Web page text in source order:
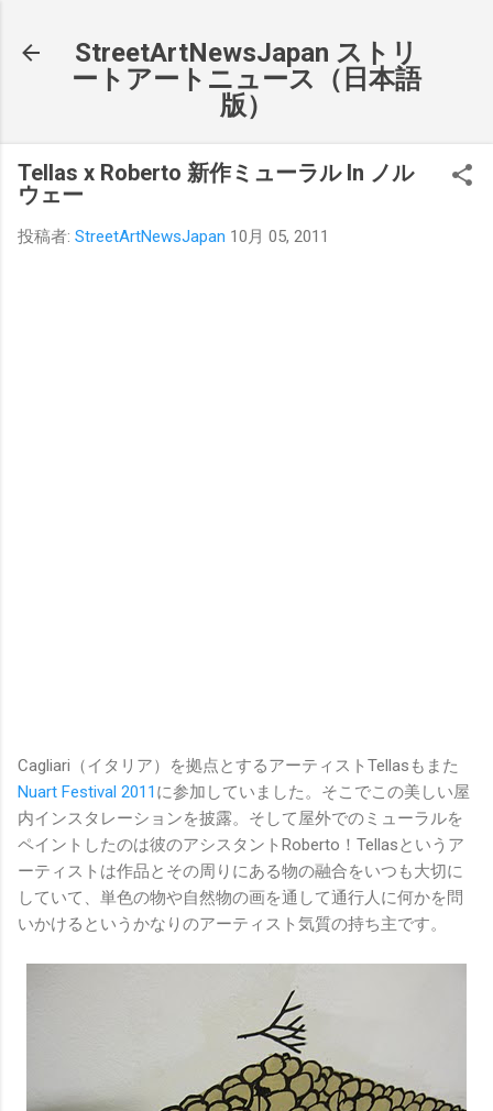
StreetArtNewsJapan ストリ
ートアートニュース（日本語
版）
Tellas x Roberto 新作ミューラル In ノル
ウェー
投稿者: StreetArtNewsJapan 10月 05, 2011
Cagliari（イタリア）を拠点とするアーティストTellasもまた
Nuart Festival 2011 に参加していました。そこでこの美しい屋
内インスタレーションを披露。そして屋外でのミューラルを
ペイントしたのは彼のアシスタントRoberto！Tellasというア
ーティストは作品とその周りにある物の融合をいつも大切に
していて、単色の物や自然物の画を通して通行人に何かを問
いかけるというかなりのアーティスト気質の持ち主です。